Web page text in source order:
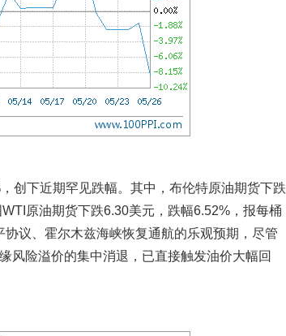
创下近期罕见跌幅。其中，布伦特原油期货下跌
原油期货下跌6.30美元，跌幅6.52%，报每桶
议、霍尔木兹海峡恢复通航的乐观预期，尽管
风险溢价的集中消退，已直接触发油价大幅回